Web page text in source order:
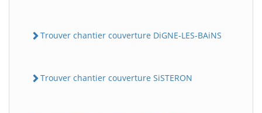
Trouver chantier couverture DiGNE-LES-BAiNS
Trouver chantier couverture SiSTERON